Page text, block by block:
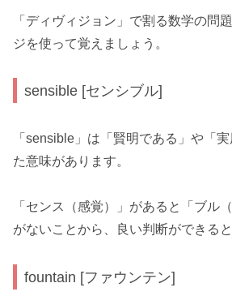
「ディヴィジョン」で割る数学の問
ジを使って覚えましょう。
sensible [センシブル]
「sensible」は「賢明である」や「
た意味があります。
「センス（感覚）」があると「ブル
がないことから、良い判断ができる
fountain [ファウンテン]